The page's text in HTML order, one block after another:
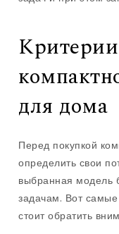
для дома
Перед покупкой
определить свои
выбранная модель
задачам. Вот
стоит обратить